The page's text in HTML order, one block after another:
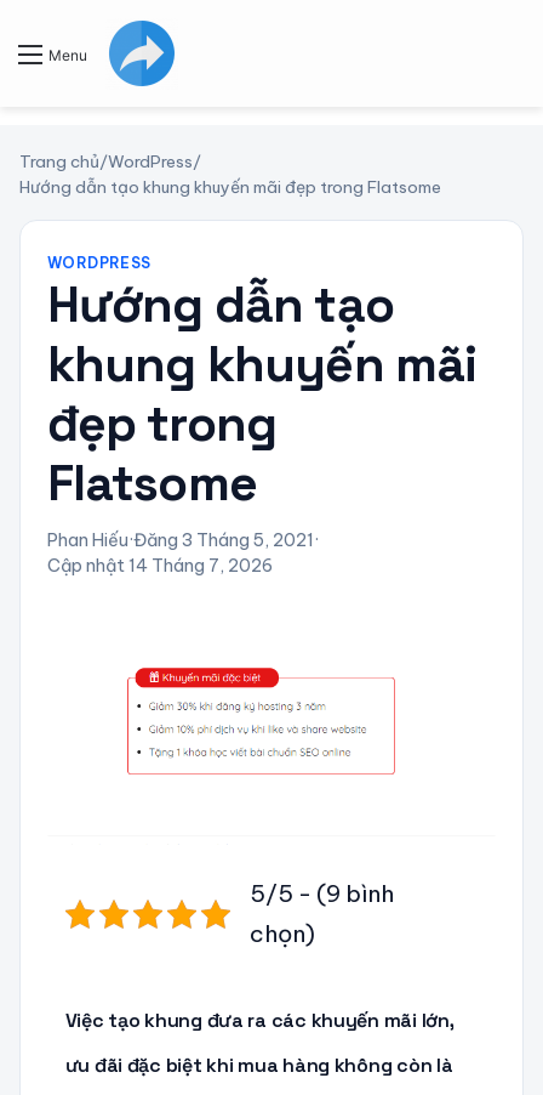
Menu
Trang chủ/WordPress/
Hướng dẫn tạo khung khuyến mãi đẹp trong Flatsome
WORDPRESS
Hướng dẫn tạo
khung khuyến mãi
đẹp trong
Flatsome
Phan Hiếu·Đăng 3 Tháng 5, 2021 ·
Cập nhật 14 Tháng 7, 2026
5/5 - (9 bình
chọn)
Việc tạo khung đưa ra các khuyến mãi lớn,
ưu đãi đặc biệt khi mua hàng không còn là